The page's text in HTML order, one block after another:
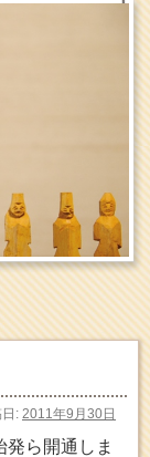
: 2011年9月30日
ら開通しま